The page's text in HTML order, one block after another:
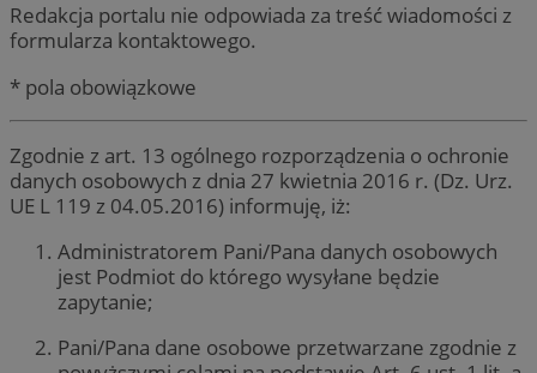
Redakcja portalu nie odpowiada za treść wiadomości z
formularza kontaktowego.
* pola obowiązkowe
Zgodnie z art. 13 ogólnego rozporządzenia o ochronie
danych osobowych z dnia 27 kwietnia 2016 r. (Dz. Urz.
UE L 119 z 04.05.2016) informuję, iż:
Administratorem Pani/Pana danych osobowych
jest Podmiot do którego wysyłane będzie
zapytanie;
Pani/Pana dane osobowe przetwarzane zgodnie z